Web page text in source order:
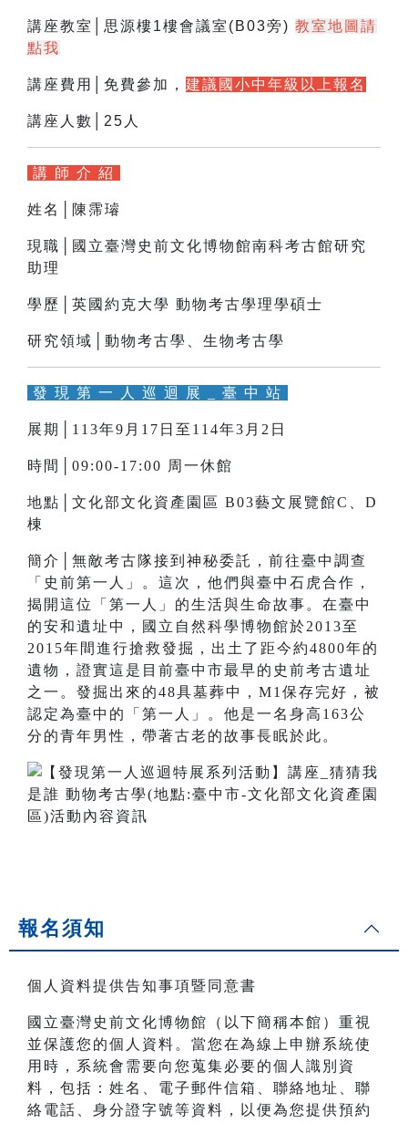
講座教室│思源樓1樓會議室(B03旁) 教室地圖請
點我
講座費用│免費參加， 建議國小中年級以上報名
講座人數│25人
講 師 介 紹
姓名│陳霈璿
現職│國立臺灣史前文化博物館南科考古館研究
助理
學歷│英國約克大學 動物考古學理學碩士
研究領域│動物考古學、生物考古學
發 現 第 一 人 巡 迴 展 _ 臺 中 站
展期│113年9月17日至114年3月2日
時間│09:00-17:00 周一休館
地點│文化部文化資產園區 B03藝文展覽館C、D
棟
簡介│無敵考古隊接到神秘委託，前往臺中調查
「史前第一人」。這次，他們與臺中石虎合作，
揭開這位「第一人」的生活與生命故事。在臺中
的安和遺址中，國立自然科學博物館於2013至
2015年間進行搶救發掘，出土了距今約4800年的
遺物，證實這是目前臺中市最早的史前考古遺址
之一。發掘出來的48具墓葬中，M1保存完好，被
認定為臺中的「第一人」。他是一名身高163公
分的青年男性，帶著古老的故事長眠於此。
報名須知
個人資料提供告知事項暨同意書
國立臺灣史前文化博物館（以下簡稱本館）重視
並保護您的個人資料。當您在為線上申辦系統使
用時，系統會需要向您蒐集必要的個人識別資
料，包括：姓名、電子郵件信箱、聯絡地址、聯
絡電話、身分證字號等資料，以便為您提供預約